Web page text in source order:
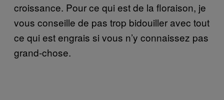
croissance. Pour ce qui est de la floraison, je
vous conseille de pas trop bidouiller avec tout
ce qui est engrais si vous n’y connaissez pas
grand-chose.